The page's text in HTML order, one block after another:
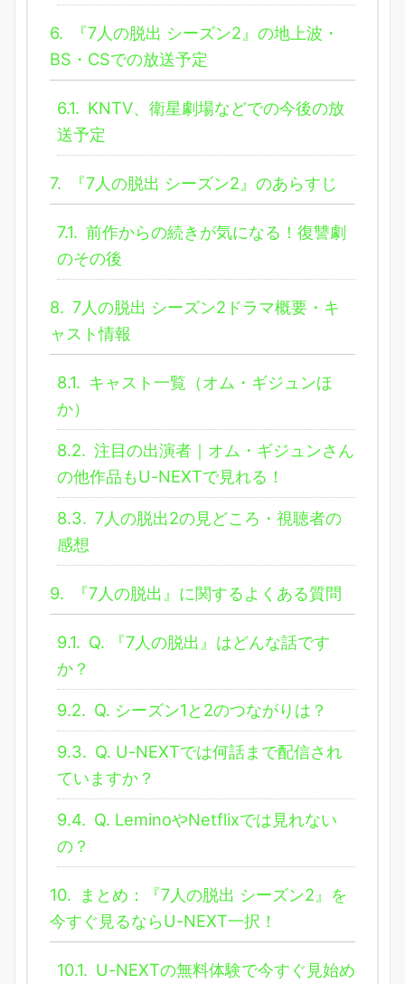
6.
『7人の脱出 シーズン2』の地上波・
BS・CSでの放送予定
6.1. KNTV、衛星劇場などでの今後の放
送予定
7. 『7人の脱出 シーズン2』のあらすじ
7.1. 前作からの続きが気になる！復讐劇
のその後
8. 7人の脱出 シーズン2ドラマ概要・キ
ャスト情報
8.1. キャスト一覧（オム・ギジュンほ
か）
8.2. 注目の出演者｜オム・ギジュンさん
の他作品もU-NEXTで見れる！
8.3. 7人の脱出2の見どころ・視聴者の
感想
9. 『7人の脱出』に関するよくある質問
9.1. Q. 『7人の脱出』はどんな話です
か？
9.2. Q. シーズン1と2のつながりは？
9.3. Q. U-NEXTでは何話まで配信され
ていますか？
9.4. Q. LeminoやNetflixでは見れない
の？
10.
まとめ：『7人の脱出 シーズン2』を
今すぐ見るならU-NEXT一択！
10.1. U-NEXTの無料体験で今すぐ見始め